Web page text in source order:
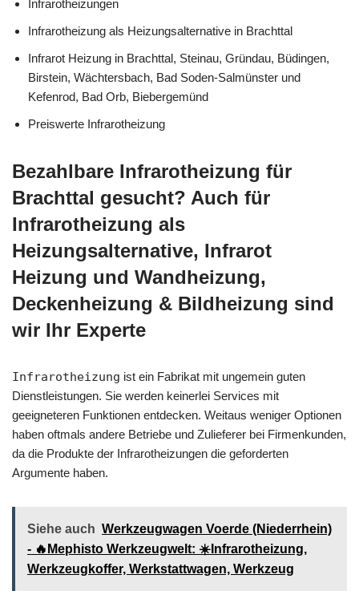
Infrarotheizungen
Infrarotheizung als Heizungsalternative in Brachttal
Infrarot Heizung in Brachttal, Steinau, Gründau, Büdingen,
Birstein, Wächtersbach, Bad Soden-Salmünster und
Kefenrod, Bad Orb, Biebergemünd
Preiswerte Infrarotheizung
Bezahlbare Infrarotheizung für
Brachttal gesucht? Auch für
Infrarotheizung als
Heizungsalternative, Infrarot
Heizung und Wandheizung,
Deckenheizung & Bildheizung sind
wir Ihr Experte
Infrarotheizung ist ein Fabrikat mit ungemein guten
Dienstleistungen. Sie werden keinerlei Services mit
geeigneteren Funktionen entdecken. Weitaus weniger Optionen
haben oftmals andere Betriebe und Zulieferer bei Firmenkunden,
da die Produkte der Infrarotheizungen die geforderten
Argumente haben.
Siehe auch Werkzeugwagen Voerde (Niederrhein)
- 🔥Mephisto Werkzeugwelt: ☀️Infrarotheizung,
Werkzeugkoffer, Werkstattwagen, Werkzeug